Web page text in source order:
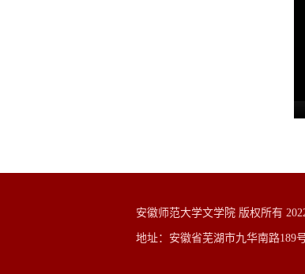
安徽师范大学文学院 版权所有
地址：安徽省芜湖市九华南路189